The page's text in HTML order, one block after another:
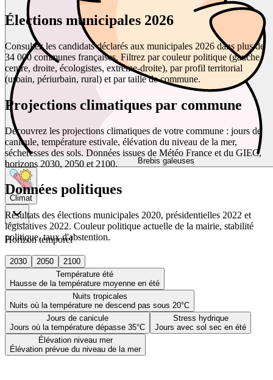
Brebis galeuses
Climat
Horizon temporel
2030 2050
2100
Température été
Hausse de la température moyenne en été
Nuits tropicales
Nuits où la température ne descend pas sous 20°C
Jours de canicule
Jours où la température dépasse 35°C
Stress hydrique
Jours avec sol sec en été
Élévation niveau mer
Élévation prévue du niveau de la mer
Élections municipales 2026
Consultez les candidats déclarés aux municipales 2026 dans plus de
34 000 communes françaises. Filtrez par couleur politique (gauche,
centre, droite, écologistes, extrême-droite), par profil territorial
(urbain, périurbain, rural) et par taille de commune.
Projections climatiques par commune
Découvrez les projections climatiques de votre commune : jours de
canicule, température estivale, élévation du niveau de la mer,
sécheresses des sols. Données issues de Météo France et du GIEC,
horizons 2030, 2050 et 2100.
Données politiques
Résultats des élections municipales 2020, présidentielles 2022 et
législatives 2022. Couleur politique actuelle de la mairie, stabilité
politique, taux d'abstention.